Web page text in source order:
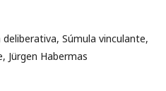
deliberativa, Súmula vinculante,
Jürgen Habermas